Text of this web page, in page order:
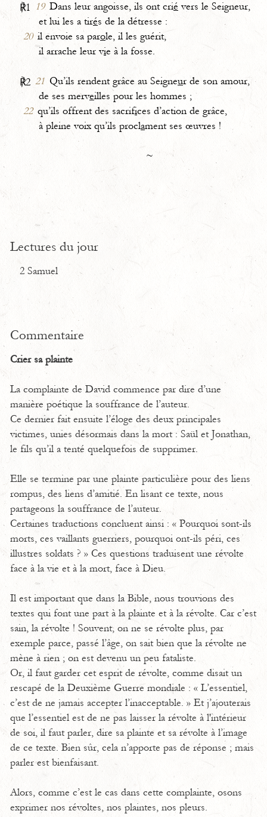
℟1 19 Dans leur angoisse, ils ont crié vers le Seigneur,
et lui les a tirés de la détresse :
20 il envoie sa parole, il les guérit,
il arrache leur vie à la fosse.
℟2 21 Qu’ils rendent grâce au Seigneur de son amour,
de ses merveilles pour les hommes ;
22 qu’ils offrent des sacrifices d’action de grâce,
à pleine voix qu’ils proclament ses œuvres !
~
Lectures du jour
2 Samuel
Commentaire
Crier sa plainte
La complainte de David commence par dire d’une
manière poétique la souffrance de l’auteur.
Ce dernier fait ensuite l’éloge des deux principales
victimes, unies désormais dans la mort : Saül et Jonathan,
le fils qu’il a tenté quelquefois de supprimer.
Elle se termine par une plainte particulière pour des liens
rompus, des liens d’amitié. En lisant ce texte, nous
partageons la souffrance de l’auteur.
Certaines traductions concluent ainsi : « Pourquoi sont-ils
morts, ces vaillants guerriers, pourquoi ont-ils péri, ces
illustres soldats ? » Ces questions traduisent une révolte
face à la vie et à la mort, face à Dieu.
Il est important que dans la Bible, nous trouvions des
textes qui font une part à la plainte et à la révolte. Car c’est
sain, la révolte ! Souvent, on ne se révolte plus, par
exemple parce, passé l’âge, on sait bien que la révolte ne
mène à rien ; on est devenu un peu fataliste.
Or, il faut garder cet esprit de révolte, comme disait un
rescapé de la Deuxième Guerre mondiale : « L’essentiel,
c’est de ne jamais accepter l’inacceptable. » Et j’ajouterais
que l’essentiel est de ne pas laisser la révolte à l'intérieur
de soi, il faut parler, dire sa plainte et sa révolte à l’image
de ce texte. Bien sûr, cela n’apporte pas de réponse ; mais
parler est bienfaisant.
Alors, comme c’est le cas dans cette complainte, osons
exprimer nos révoltes, nos plaintes, nos pleurs.